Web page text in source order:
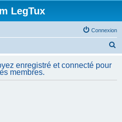
LegTux
Connexion
h
enregistré et connecté pour
membres.